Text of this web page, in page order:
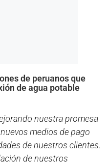
de peruanos que
de agua potable
nuestra promesa
medios de pago
de nuestros clientes.
de nuestros